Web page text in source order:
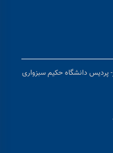
دانشگاه حکیم سبزواری